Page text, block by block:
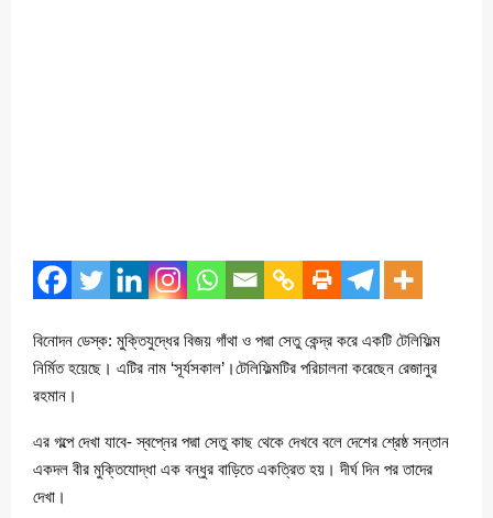
বিনোদন ডেস্ক: মুক্তিযুদ্ধের বিজয় গাঁথা ও পদ্মা সেতু কেন্দ্র করে একটি টেলিফিল্ম
নির্মিত হয়েছে। এটির নাম ‘সূর্যসকাল’।টেলিফিল্মটির পরিচালনা করেছেন রেজানুর
রহমান।
এর গল্পে দেখা যাবে- স্বপ্নের পদ্মা সেতু কাছ থেকে দেখবে বলে দেশের শ্রেষ্ঠ সন্তান
একদল বীর মুক্তিযোদ্ধা এক বন্ধুর বাড়িতে একত্রিত হয়। দীর্ঘ দিন পর তাদের
দেখা।